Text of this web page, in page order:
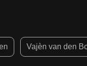
Vajèn van den